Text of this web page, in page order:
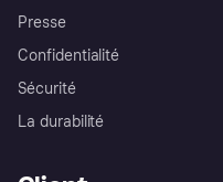
Presse
Confidentialité
Sécurité
La durabilité